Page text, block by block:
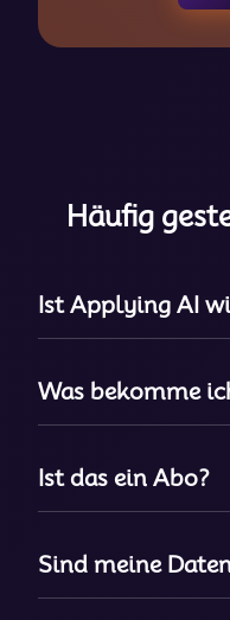
Häufig
Ist Applying AI
Was bekomme
Ist das ein Abo?
Sind meine